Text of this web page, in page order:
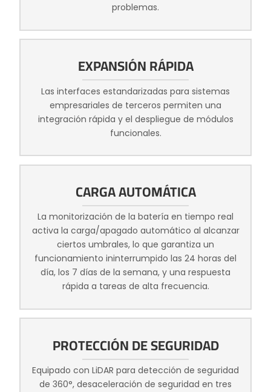
problemas.
EXPANSIÓN RÁPIDA
Las interfaces estandarizadas para sistemas
empresariales de terceros permiten una
integración rápida y el despliegue de módulos
funcionales.
CARGA AUTOMÁTICA
La monitorización de la batería en tiempo real
activa la carga/apagado automático al alcanzar
ciertos umbrales, lo que garantiza un
funcionamiento ininterrumpido las 24 horas del
día, los 7 días de la semana, y una respuesta
rápida a tareas de alta frecuencia.
PROTECCIÓN DE SEGURIDAD
Equipado con LiDAR para detección de seguridad
de 360°, desaceleración de seguridad en tres